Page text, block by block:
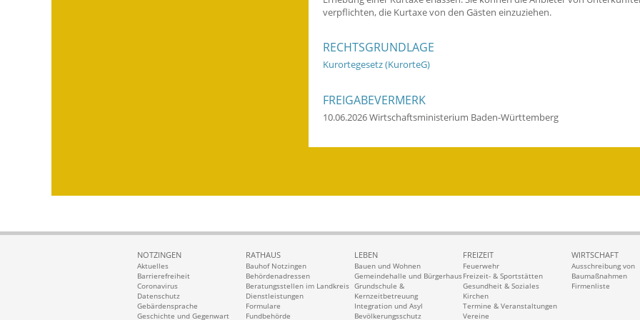
verpflichten, die Kurtaxe von den Gästen einzuziehen.
RECHTSGRUNDLAGE
Kurortegesetz (KurorteG)
FREIGABEVERMERK
10.06.2026 Wirtschaftsministerium Baden-Württemberg
NOTZINGEN
Aktuelles
Barrierefreiheit
Coronavirus
Datenschutz
Gebärdensprache
Geschichte und Gegenwart
RATHAUS
Bauhof Notzingen
Behördenadressen
Beratungsstellen im Landkreis
Dienstleistungen
Formulare
Fundbehörde
LEBEN
Bauen und Wohnen
Gemeindehalle und Bürgerhaus
Grundschule &
Kernzeitbetreuung
Integration und Asyl
Bevölkerungsschutz
FREIZEIT
Feuerwehr
Freizeit- & Sportstätten
Gesundheit & Soziales
Kirchen
Termine & Veranstaltungen
Vereine
WIRTSCHAFT
Ausschreibung von
Baumaßnahmen
Firmenliste